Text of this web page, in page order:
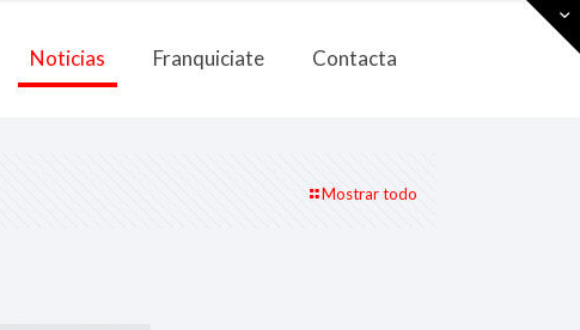
Noticias Franquiciate Contacta
Mostrar todo